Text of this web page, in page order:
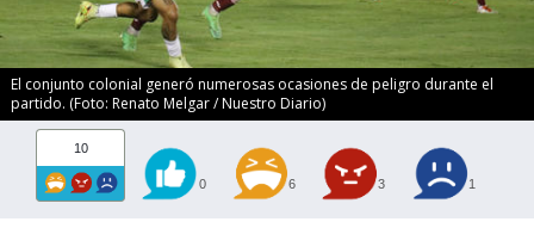
El conjunto colonial generó numerosas ocasiones de peligro durante el
partido. (Foto: Renato Melgar / Nuestro Diario)
10
0 6 3 1